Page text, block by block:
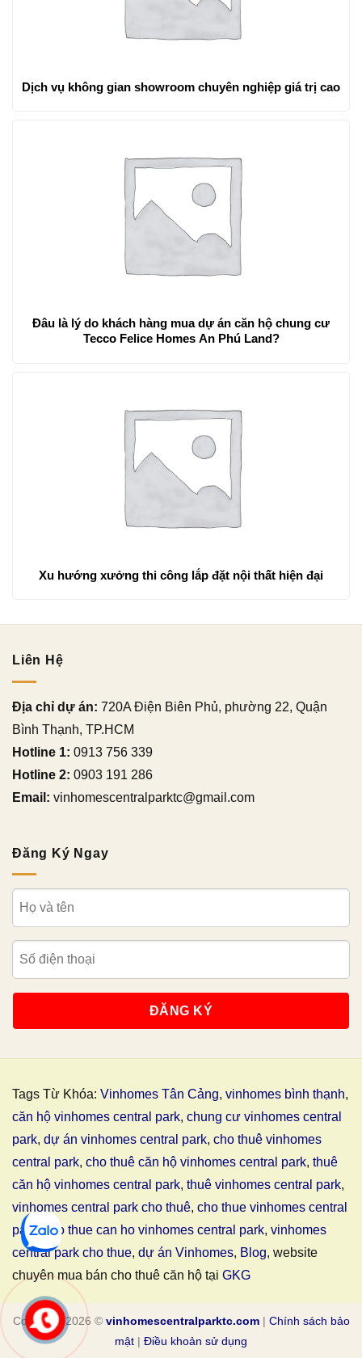
Dịch vụ không gian showroom chuyên nghiệp giá trị cao
Đâu là lý do khách hàng mua dự án căn hộ chung cư
Tecco Felice Homes An Phú Land?
Xu hướng xưởng thi công lắp đặt nội thất hiện đại
Liên Hệ
Địa chỉ dự án: 720A Điện Biên Phủ, phường 22, Quận
Bình Thạnh, TP.HCM
Hotline 1: 0913 756 339
Hotline 2: 0903 191 286
Email: vinhomescentralparktc@gmail.com
Đăng Ký Ngay
Tags Từ Khóa: Vinhomes Tân Cảng, vinhomes bình thạnh,
căn hộ vinhomes central park, chung cư vinhomes central
park, dự án vinhomes central park, cho thuê vinhomes
central park, cho thuê căn hộ vinhomes central park, thuê
căn hộ vinhomes central park, thuê vinhomes central park,
vinhomes central park cho thuê, cho thue vinhomes central
park,cho thue can ho vinhomes central park, vinhomes
central park cho thue, dự án Vinhomes, Blog, website
chuyên mua bán cho thuê căn hộ tại GKG
Copyright 2026 © vinhomescentralparktc.com| Chính sách bảo
mật | Điều khoản sử dụng